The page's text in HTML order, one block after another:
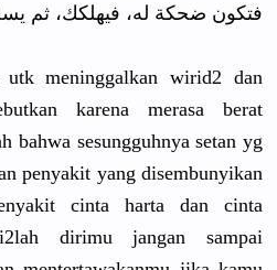
فتكون ضحكة له، فيهلكك، ثم
meninggalkan wirid2 dan
karena merasa berat
bahwa sesungguhnya setan yg
penyakit yang disembunyikan
cinta harta dan cinta
dirimu jangan sampai